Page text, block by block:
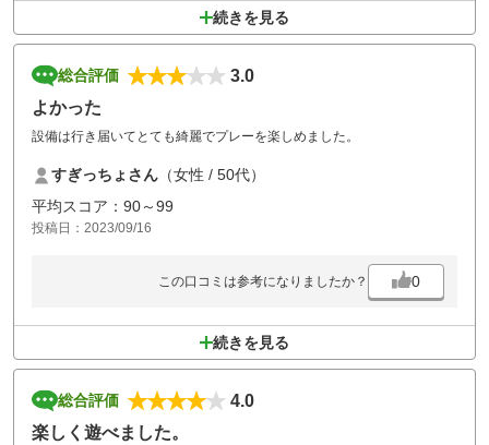
続きを見る
総合評価
3.0
よかった
設備は行き届いてとても綺麗でプレーを楽しめました。
すぎっちょさん （女性 / 50代）
平均スコア：90～99
投稿日：2023/09/16
この口コミは参考になりましたか？ 0
続きを見る
総合評価
4.0
楽しく遊べました。